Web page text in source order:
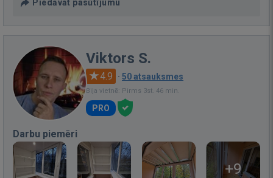
Piedāvāt pasūtījumu
Viktors S.
4.9 · 50 atsauksmes
Bija vietnē: Pirms 3st. 46 min.
PRO
Darbu piemēri
+9